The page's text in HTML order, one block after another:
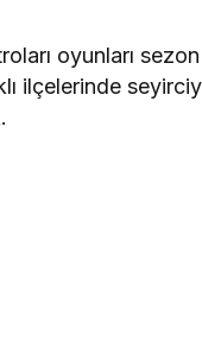
oyunları
ilçelerinde